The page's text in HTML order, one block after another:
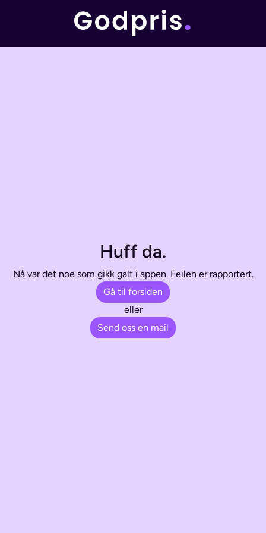
Huff da.
Nå var det noe som gikk galt i appen. Feilen er rapportert.
Gå til forsiden
eller
Send oss en mail